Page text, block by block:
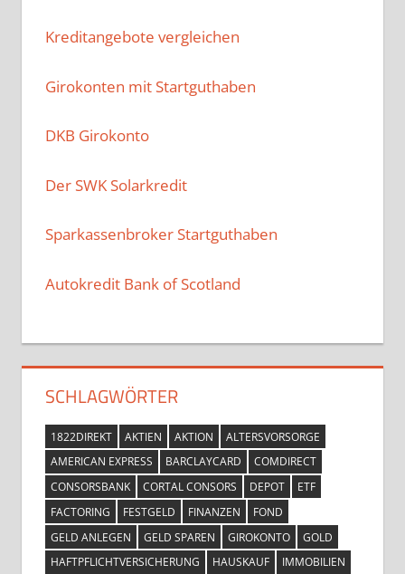
Kreditangebote vergleichen
Girokonten mit Startguthaben
DKB Girokonto
Der SWK Solarkredit
Sparkassenbroker Startguthaben
Autokredit Bank of Scotland
SCHLAGWÖRTER
1822DIREKT AKTIEN AKTION
ALTERSVORSORGE
AMERICAN EXPRESS
BARCLAYCARD
COMDIRECT
CONSORSBANK
CORTAL CONSORS DEPOT
ETF
FACTORING
FESTGELD FINANZEN
FOND
GELD ANLEGEN
GELD SPAREN GIROKONTO
GOLD
HAFTPFLICHTVERSICHERUNG
HAUSKAUF IMMOBILIEN